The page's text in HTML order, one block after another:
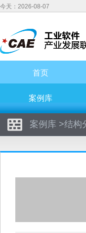
今天：2026-08-07
首页
案例库
案例库 >结构